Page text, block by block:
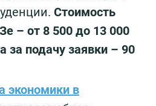
Стоимость
– от 8 500 до 13 000
за подачу заявки – 90
экономики в